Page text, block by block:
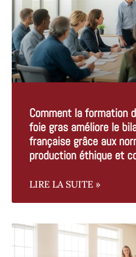
Comment la formation
foie gras améliore le
française grâce aux
production éthique et
LIRE LA SUITE »